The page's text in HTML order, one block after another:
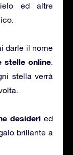
ed altre
darle il nome
stelle online.
stella verrà
desideri ed
brillante a